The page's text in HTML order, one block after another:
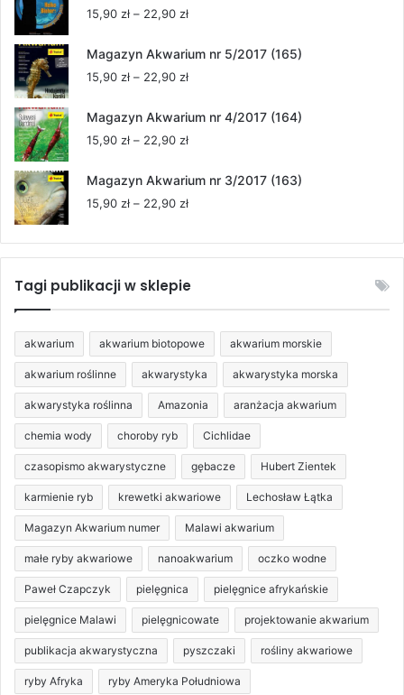
15,90 zł – 22,90 złZakres
od
Magazyn Akwarium nr 5/2017 (165)
15,90 zł – 22,90 złZakres
od
Magazyn Akwarium nr 4/2017 (164)
15,90 zł – 22,90 złZakres
od
Magazyn Akwarium nr 3/2017 (163)
15,90 zł – 22,90 złZakres
od
15,90 zł
Tagi publikacji w sklepie
akwarium akwarium biotopowe akwarium morskie
akwarium roślinne akwarystyka akwarystyka morska
akwarystyka roślinna Amazonia aranżacja akwarium
chemia wody choroby ryb Cichlidae
czasopismo akwarystyczne gębacze Hubert Zientek
karmienie ryb krewetki akwariowe Lechosław Łątka
Magazyn Akwarium numer Malawi akwarium
małe ryby akwariowe nanoakwarium oczko wodne
Paweł Czapczyk pielęgnica pielęgnice afrykańskie
pielęgnice Malawi pielęgnicowate projektowanie akwarium
publikacja akwarystyczna pyszczaki rośliny akwariowe
ryby Afryka ryby Ameryka Południowa